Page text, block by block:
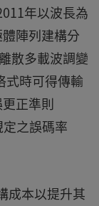
年以波長為
陣列建構分
散多載波調變
時可得傳輸
正準則
之誤碼率
成本以提升其